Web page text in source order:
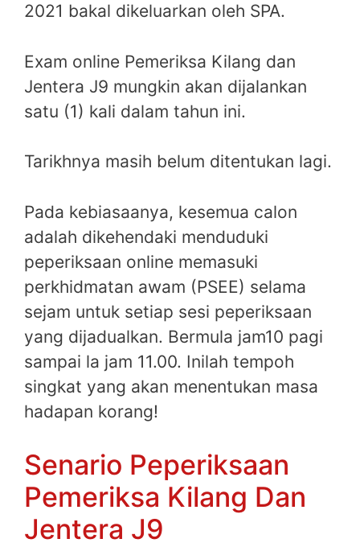
2021 bakal dikeluarkan oleh SPA.
Exam online Pemeriksa Kilang dan
Jentera J9 mungkin akan dijalankan
satu (1) kali dalam tahun ini.
Tarikhnya masih belum ditentukan lagi.
Pada kebiasaanya, kesemua calon
adalah dikehendaki menduduki
peperiksaan online memasuki
perkhidmatan awam (PSEE) selama
sejam untuk setiap sesi peperiksaan
yang dijadualkan. Bermula jam10 pagi
sampai la jam 11.00. Inilah tempoh
singkat yang akan menentukan masa
hadapan korang!
Senario Peperiksaan
Pemeriksa Kilang Dan
Jentera J9